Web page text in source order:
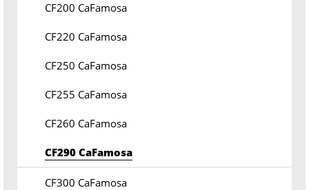
CF200 CaFamosa
CF220 CaFamosa
CF250 CaFamosa
CF255 CaFamosa
CF260 CaFamosa
CF290 CaFamosa
CF300 CaFamosa